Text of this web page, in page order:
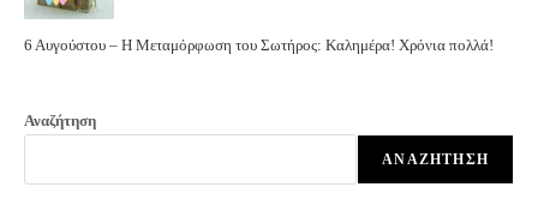
6 Αυγούστου – Η Μεταμόρφωση του Σωτήρος: Καλημέρα! Χρόνια πολλά!
Αναζήτηση
ΑΝΑΖΉΤΗΣΗ